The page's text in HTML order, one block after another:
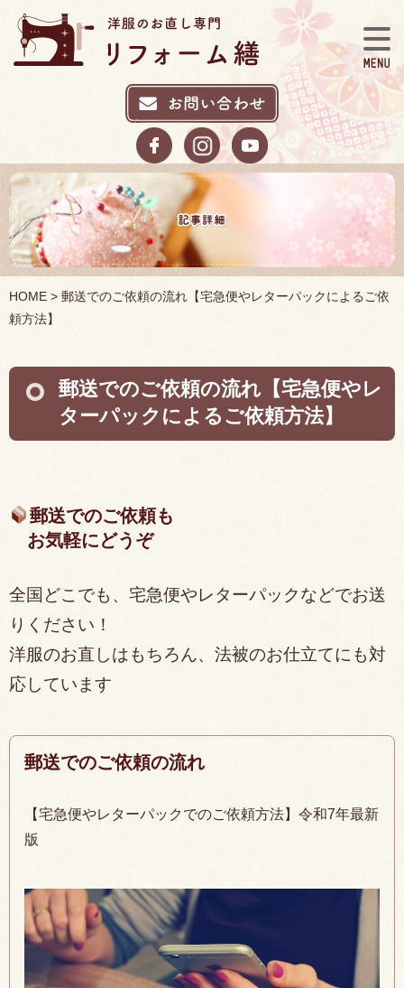
HOME > 郵送でのご依頼の流れ【宅急便やレターパックによるご依
頼方法】
郵送でのご依頼の流れ【宅急便やレ
ターパックによるご依頼方法】
郵送でのご依頼も
お気軽にどうぞ
全国どこでも、宅急便やレターパックなどでお送
りください！
洋服のお直しはもちろん、法被のお仕立てにも対
応しています
郵送でのご依頼の流れ
【宅急便やレターパックでのご依頼方法】令和7年最新
版